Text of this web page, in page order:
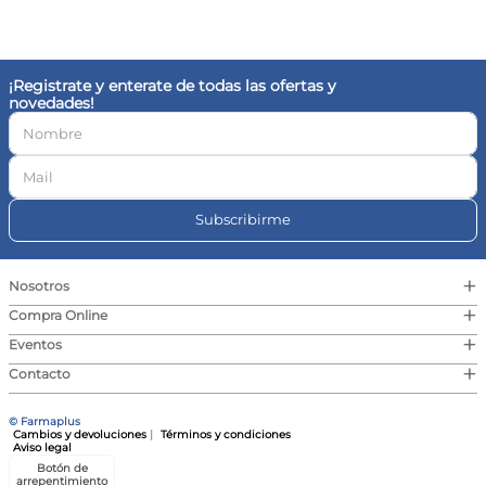
¡Registrate y enterate de todas las ofertas y
novedades!
Subscribirme
Nosotros +
Compra Online +
Eventos +
Contacto +
© Farmaplus
Cambios y devoluciones
Términos y condiciones
Aviso legal
Botón de
arrepentimiento